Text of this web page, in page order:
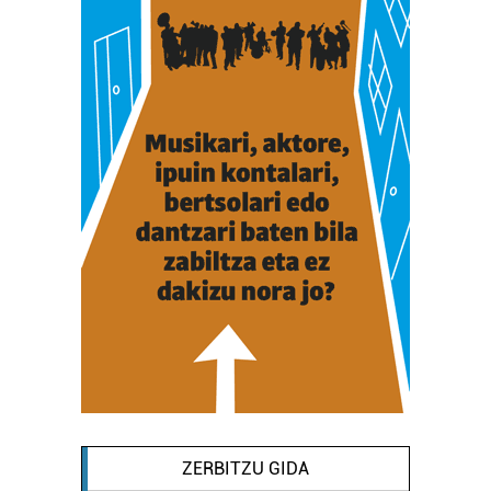
ZERBITZU GIDA